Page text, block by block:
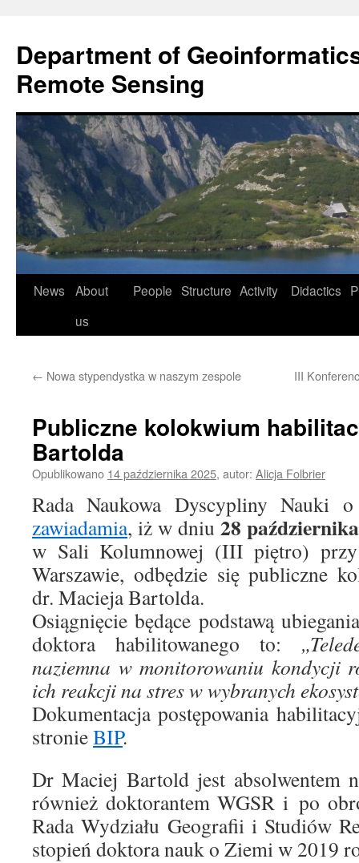
treści
Department of
Remote Sensing
News
About
us
People Structure Activity Didactics
← Nowa stypendystka w naszym zespole III
Publiczne kolokwium
Bartolda
Opublikowano 14 października 2025, autor: Alicja Folbrier
Rada Naukowa Dyscypliny Nauki
zawiadamia, iż w dniu 28
w Sali Kolumnowej (III piętro)
Warszawie, odbędzie się publiczne
dr. Macieja Bartolda.
Osiągnięcie będące podstawą
doktora habilitowanego to:
naziemna w monitorowaniu kondycji
ich reakcji na stres w wybranych
Dokumentacja postępowania
stronieBIP.
Dr Maciej Bartold jest absolwentem
również doktorantem WGSR i po
Rada Wydziału Geografii i Studiów
stopień doktora nauk o Ziemi w 2019